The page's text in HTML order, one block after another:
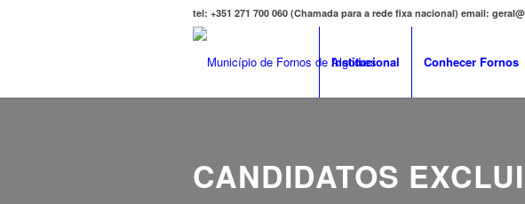
tel: +351 271 700 060 (Chamada para a rede fixa nacional) email:
Institucional Conhecer Fornos
CANDIDATOS